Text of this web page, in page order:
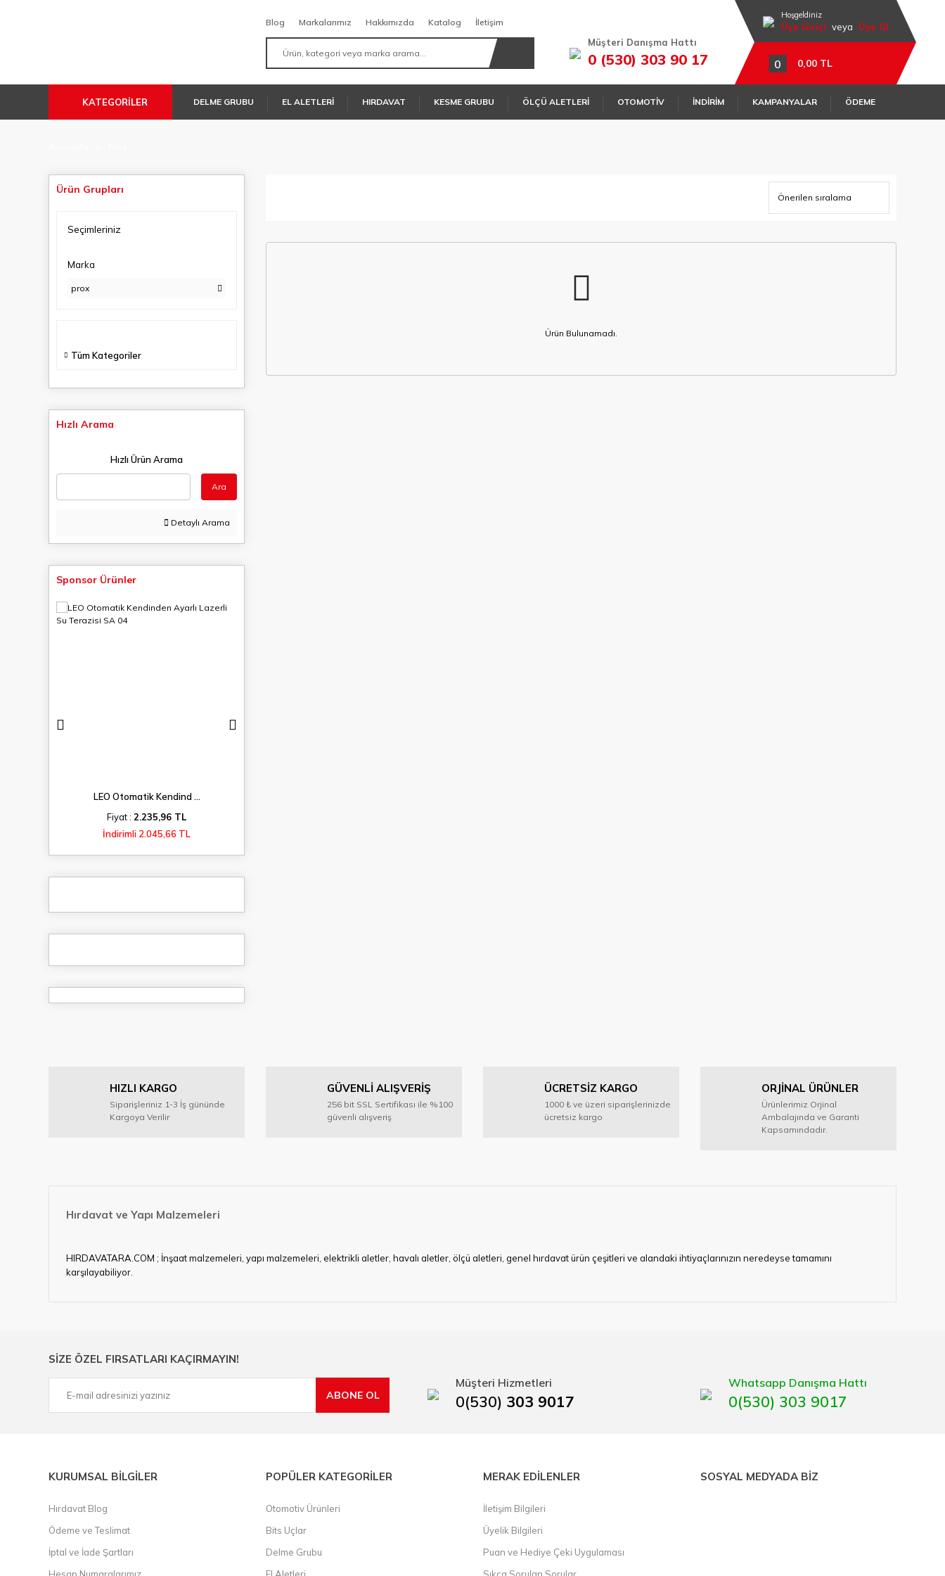
Blog Markalarımız Hakkımızda Katalog İletişim
Müşteri Danışma Hattı
0 (530) 303 90 17
Hoşgeldiniz
Üye Girişi veya Üye Ol
0 0,00 TL
KATEGORİLER DELME GRUBU EL ALETLERİ HIRDAVAT KESME GRUBU ÖLÇÜ ALETLERİ OTOMOTİV İNDİRİM KAMPANYALAR ÖDEME
Ürün Grupları
Seçimleriniz
Marka
prox
Tüm Kategoriler
Hızlı Arama
Hızlı Ürün Arama
Ara
Detaylı Arama
Sponsor Ürünler
LEO Otomatik Kendind ...
Fiyat : 2.235,96 TL
İndirimli 2.045,66 TL
Ürün Bulunamadı.
HIZLI KARGO
Siparişleriniz 1-3 İş gününde
Kargoya Verilir
GÜVENLİ ALIŞVERİŞ
256 bit SSL Sertifikası ile %100
güvenli alışveriş
ÜCRETSİZ KARGO
1000 ₺ ve üzeri siparişlerinizde
ücretsiz kargo
ORJİNAL ÜRÜNLER
Ürünlerimiz Orjinal
Ambalajında ve Garanti
Kapsamındadır.
Hırdavat ve Yapı Malzemeleri
HIRDAVATARA.COM ; İnşaat malzemeleri, yapı malzemeleri, elektrikli aletler, havalı aletler, ölçü aletleri, genel hırdavat ürün çeşitleri ve alandaki ihtiyaçlarınızın neredeyse tamamını
karşılayabiliyor.
çelik cetvel, tel fırça, kalem havya, karot uç, pafta takımları, boru kesiciler, çektirme, kablo makası, pürmüz, lazerli mesafe ölçme.
SİZE ÖZEL FIRSATLARI KAÇIRMAYIN!
ABONE OL
Müşteri Hizmetleri
0(530) 303 9017
Whatsapp Danışma Hattı
0(530) 303 9017
KURUMSAL BİLGİLER
Hırdavat Blog
Ödeme ve Teslimat
İptal ve İade Şartları
POPÜLER KATEGORİLER
Otomotiv Ürünleri
Bits Uçlar
Delme Grubu
MERAK EDİLENLER
İletişim Bilgileri
Üyelik Bilgileri
Puan ve Hediye Çeki Uygulaması
SOSYAL MEDYADA BİZ